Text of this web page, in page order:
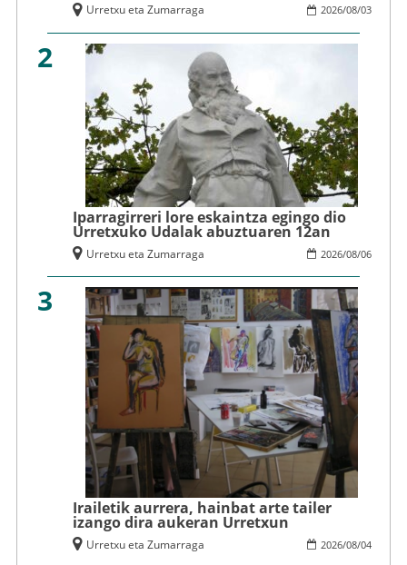
2026/08/03
Urretxu eta Zumarraga
2
Iparragirreri lore eskaintza egingo dio
Urretxuko Udalak abuztuaren 12an
2026/08/06
Urretxu eta Zumarraga
3
Irailetik aurrera, hainbat arte tailer
izango dira aukeran Urretxun
2026/08/04
Urretxu eta Zumarraga